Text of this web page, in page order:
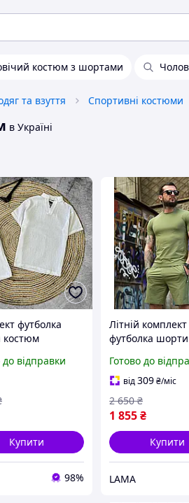
костюм з шортами
та взуття Спортивні костюми
в Україні
футболка
Nextor
до відправки
Купити
98%
Літній
футболка шорти
спортивний
олива
Готово до
від309₴/міс
1 855₴
2 650 ₴
Купити
LAMA